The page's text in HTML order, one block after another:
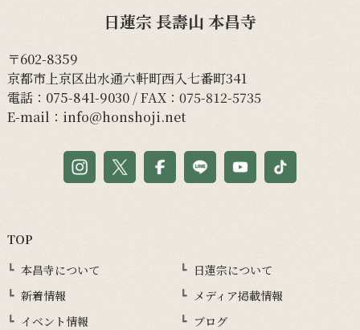
日蓮宗 長壽山 本昌寺
〒602-8359
京都市上京区出水通六軒町西入七番町341
電話： 075-841-9030/ FAX：075-812-5735
E-mail： info@honshoji.net
TOP
本昌寺について
日蓮宗について
新着情報
メディア掲載情報
イベント情報
ブログ